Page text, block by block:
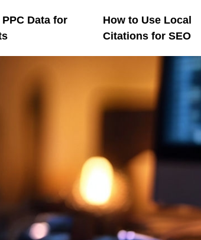
Data for
How to Use Local
Citations for SEO